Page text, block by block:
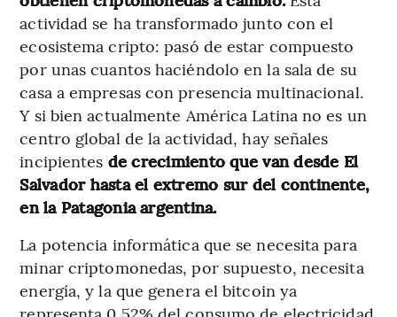
actividad se ha transformado junto con el
ecosistema cripto: pasó de estar compuesto
por unas cuantos haciéndolo en la sala de su
casa a empresas con presencia multinacional.
Y si bien actualmente América Latina no es un
centro global de la actividad, hay señales
incipientes de crecimiento que van desde El
Salvador hasta el extremo sur del continente,
en la Patagonia argentina.
La potencia informática que se necesita para
minar criptomonedas, por supuesto, necesita
energía, y la que genera el bitcoin ya